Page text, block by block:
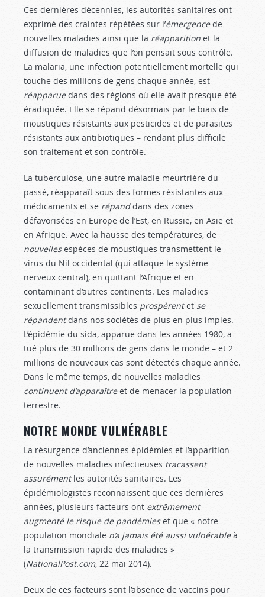
Ces dernières décennies, les autorités sanitaires ont
exprimé des craintes répétées sur l’émergencede
nouvelles maladies ainsi que la réapparition et la
diffusion de maladies que l’on pensait sous contrôle.
La malaria, une infection potentiellement mortelle qui
touche des millions de gens chaque année, est
réapparuedans des régions où elle avait presque été
éradiquée. Elle se répand désormais par le biais de
moustiques résistants aux pesticides et de parasites
résistants aux antibiotiques – rendant plus difficile
son traitement et son contrôle.
La tuberculose, une autre maladie meurtrière du
passé, réapparaît sous des formes résistantes aux
médicaments et se répanddans des zones
défavorisées en Europe de l’Est, en Russie, en Asie et
en Afrique. Avec la hausse des températures, de
nouvellesespèces de moustiques transmettent le
virus du Nil occidental (qui attaque le système
nerveux central), en quittant l’Afrique et en
contaminant d’autres continents. Les maladies
sexuellement transmissibles prospèrentet se
répandentdans nos sociétés de plus en plus impies.
L’épidémie du sida, apparue dans les années 1980, a
tué plus de 30 millions de gens dans le monde – et 2
millions de nouveaux cas sont détectés chaque année.
Dans le même temps, de nouvelles maladies
continuent d’apparaîtreet de menacer la population
terrestre.
NOTRE MONDE VULNÉRABLE
La résurgence d’anciennes épidémies et l’apparition
de nouvelles maladies infectieuses tracassent
assurémentles autorités sanitaires. Les
épidémiologistes reconnaissent que ces dernières
années, plusieurs facteurs ont extrêmement
augmenté le risque de pandémieset que « notre
population mondiale n’a jamais été aussi vulnérableà
la transmission rapide des maladies »
(NationalPost.com, 22 mai 2014).
Deux de ces facteurs sont l’absence de vaccins pour